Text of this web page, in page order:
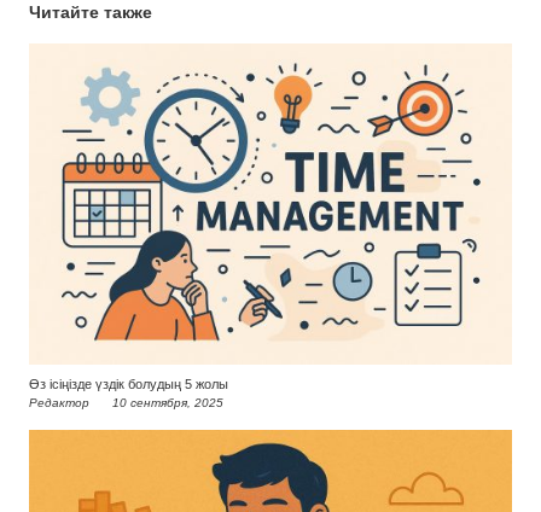
Читайте также
Өз ісіңізде үздік болудың 5 жолы
Редактор 10 сентября, 2025